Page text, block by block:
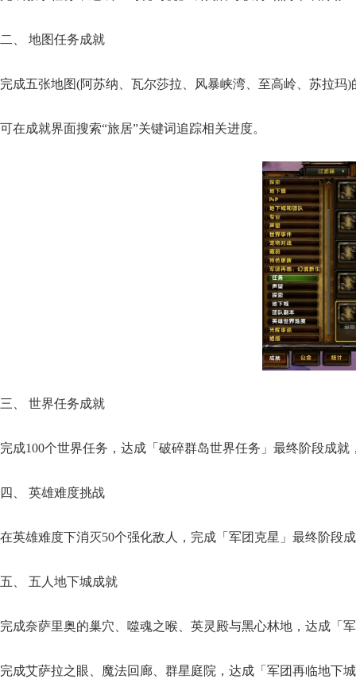
​二、 地图任务成就​
完成五张地图(阿苏纳、瓦尔莎拉、风暴峡湾、至高岭、苏拉
可在成就界面搜索“旅居”关键词追踪相关进度。
​三、 世界任务成就​
完成100个世界任务，达成「破碎群岛世界任务」最终阶段成就
​四、 英雄难度挑战​
在英雄难度下消灭50个强化敌人，完成「军团克星」最终阶段
​五、 五人地下城成就​
完成奈萨里奥的巢穴、噬魂之喉、英灵殿与黑心林地，达成「
完成艾萨拉之眼、魔法回廊、群星庭院，达成「军团再临地下